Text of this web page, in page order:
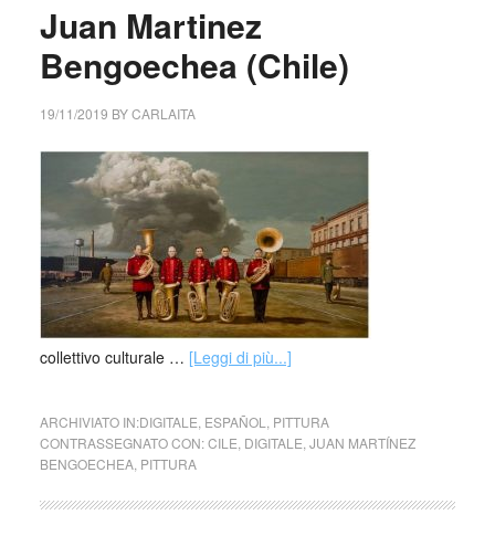
Juan Martinez
Bengoechea (Chile)
19/11/2019 BYCARLAITA
collettivo culturale … [Leggi di più...]
ARCHIVIATO IN:DIGITALE ESPAÑOL
PITTURA
CONTRASSEGNATO CON:CILE DIGITALE JUAN MARTÍNEZ
BENGOECHEA, PITTURA